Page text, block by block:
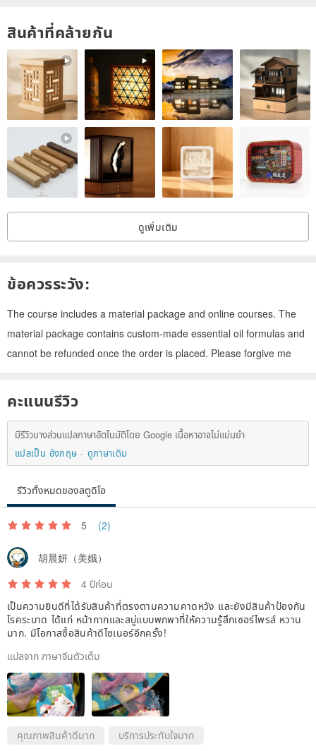
สินค้าที่คล้ายกัน
ดูเพิ่มเติม
ข้อควรระวัง:
The course includes a material package and online courses. The
material package contains custom-made essential oil formulas and
cannot be refunded once the order is placed. Please forgive me
คะแนนรีวิว
มีรีวิวบางส่วนแปลภาษาอัตโนมัติโดย Google เนื้อหาอาจไม่แม่นยำ
แปลเป็น อังกฤษ
ดูภาษาเดิม
รีวิวทั้งหมดของสตูดิโอ
5 (2)
胡晨妍（美娥）
4 ปีก่อน
เป็นความยินดีที่ได้รับสินค้าที่ตรงตามความคาดหวัง และยังมีสินค้าป้องกัน
โรคระบาด ได้แก่ หน้ากากและสบู่แบบพกพาที่ให้ความรู้สึกเซอร์ไพรส์ หวาน
มาก. มีโอกาสซื้อสินค้าดีไซเนอร์อีกครั้ง!
แปลจาก ภาษาจีนตัวเต็ม
คุณภาพสินค้าดีมาก บริการประทับใจมาก